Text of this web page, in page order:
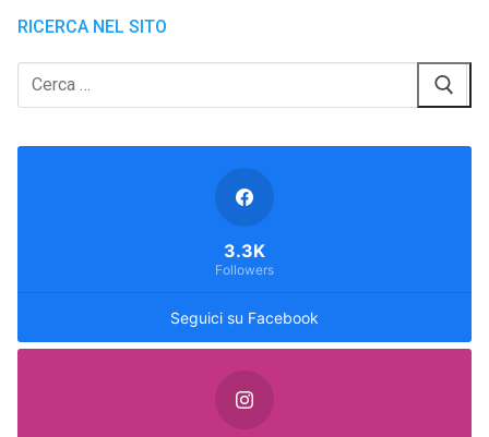
RICERCA NEL SITO
Cerca:
Seguici su Facebook
3.3K
Followers